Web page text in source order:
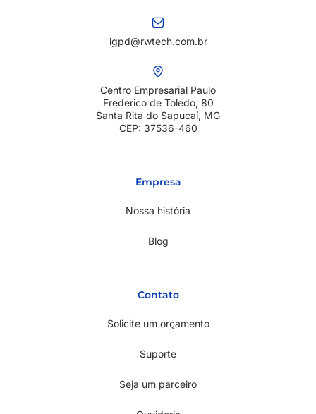
lgpd@rwtech.com.br
Centro Empresarial Paulo
Frederico de Toledo, 80
Santa Rita do Sapucaí, MG
CEP: 37536-460
Empresa
Nossa história
Blog
Contato
Solicite um orçamento
Suporte
Seja um parceiro